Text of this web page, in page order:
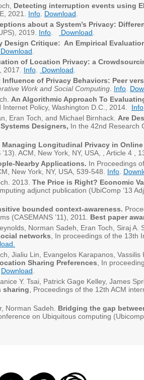
Detecting interruption events using
2021. Info Download
about a System’s Privacy:
2019. Info Download
Design Critique: An Empirical
Download
of Location Privacy: a
2017. Info Download
of Privacy Behaviors: Peer
Work and Social Computing Info
An Algorithmic Approach To
Policy, Washington D.C., 2014. Info
Eran Toch, and Michael Birnhack. Are
Designers, In the 42nd Research
Longitudinal Privacy in
ACM, New York, NY, USA, , Article 4 ,
Nearby Applications. In Proceedings
New York, NY, USA, 539-548. Info
2013. The Price is Right? Economic
adjunct publication (UbiComp ’13
bounded context-awareness.
(CASEMANS ’11), 2011. Best paper
Norman Sadeh, Eran Toch, Siraj A.
networks , In proceedings of the 13th
Jialiu Lin, Evangelos Karapanos,
Sharing Preferences , In
Download
Y. Tsai, Patrick Gage Kelley, James
sharing , Proceedings of the 12th ACM
Norman Sadeh. Bridging the gap
on Ubiquitous computing